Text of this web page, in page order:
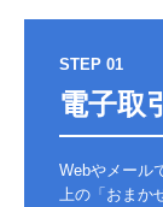
STEP 01
電子取
Webやメール
上の「おま